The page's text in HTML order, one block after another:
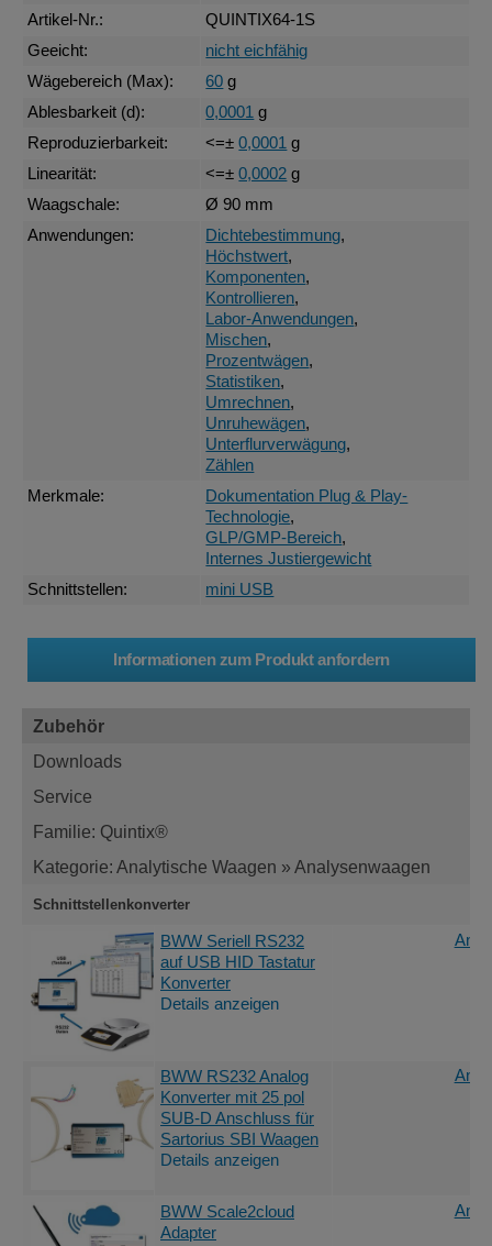
Artikel-Nr.:
QUINTIX64-1S
Geeicht:
nicht eichfähig
Wägebereich (Max):
60 g
Ablesbarkeit (d):
0,0001 g
Reproduzierbarkeit:
<=±0,0001 g
Linearität:
<=±0,0002 g
Waagschale:
Ø 90 mm
Anwendungen:
Dichtebestimmung,
Höchstwert,
Komponenten,
Kontrollieren,
Labor-Anwendungen,
Mischen,
Prozentwägen,
Statistiken,
Umrechnen,
Unruhewägen,
Unterflurverwägung,
Zählen
Merkmale:
Dokumentation Plug & Play-
Technologie,
GLP/GMP-Bereich,
Internes Justiergewicht
Schnittstellen:
mini USB
Zubehör
Downloads
Service
Familie: Quintix®
Kategorie: Analytische Waagen » Analysenwaagen
Schnittstellenkonverter
BWW Seriell RS232
auf USB HID Tastatur
Konverter
Details anzeigen
BWW RS232 Analog
Konverter mit 25 pol
SUB-D Anschluss für
Sartorius SBI Waagen
Details anzeigen
BWW Scale2cloud
Adapter